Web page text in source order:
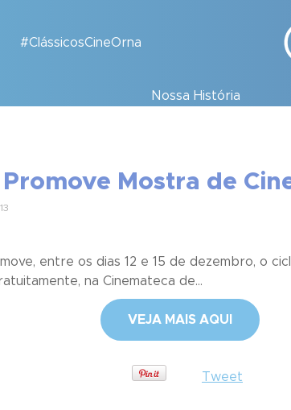
#ClássicosCineOrna
Nossa História
Mostra de
entre os dias 12 e 15 de dezembro, o
na Cinemateca de...
VEJA MAIS AQUI
Tweet